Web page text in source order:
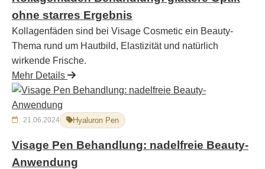
ohne starres Ergebnis
Kollagenfäden sind bei Visage Cosmetic ein Beauty-
Thema rund um Hautbild, Elastizität und natürlich
wirkende Frische.
Mehr Details
21.06.2024 Hyaluron Pen
Visage Pen Behandlung: nadelfreie Beauty-
Anwendung